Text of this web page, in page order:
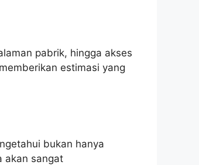
pabrik, hingga akses
estimasi yang
bukan hanya
akan sangat